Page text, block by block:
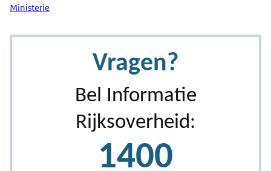
Ministerie